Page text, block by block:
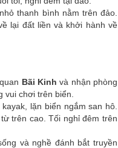
thanh bình nằm trên đảo.
lại đất liền và khởi hành về
Bãi Kinh và nhận phòng
vui chơi trên biển.
lặn biển ngắm san hô.
trên cao. Tối nghỉ đêm trên
và nghề đánh bắt truyền